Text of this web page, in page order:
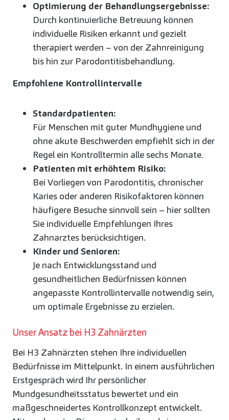
Optimierung der Behandlungsergebnisse:
Durch kontinuierliche Betreuung können
individuelle Risiken erkannt und gezielt
therapiert werden – von der Zahnreinigung
bis hin zur Parodontitisbehandlung.
Empfohlene Kontrollintervalle
Standardpatienten:
Für Menschen mit guter Mundhygiene und
ohne akute Beschwerden empfiehlt sich in der
Regel ein Kontrolltermin alle sechs Monate.
Patienten mit erhöhtem Risiko:
Bei Vorliegen von Parodontitis, chronischer
Karies oder anderen Risikofaktoren können
häufigere Besuche sinnvoll sein – hier sollten
Sie individuelle Empfehlungen Ihres
Zahnarztes berücksichtigen.
Kinder und Senioren:
Je nach Entwicklungsstand und
gesundheitlichen Bedürfnissen können
angepasste Kontrollintervalle notwendig sein,
um optimale Ergebnisse zu erzielen.
Unser Ansatz bei H3 Zahnärzten
Bei H3 Zahnärzten stehen Ihre individuellen
Bedürfnisse im Mittelpunkt. In einem ausführlichen
Erstgespräch wird Ihr persönlicher
Mundgesundheitsstatus bewertet und ein
maßgeschneidertes Kontrollkonzept entwickelt.